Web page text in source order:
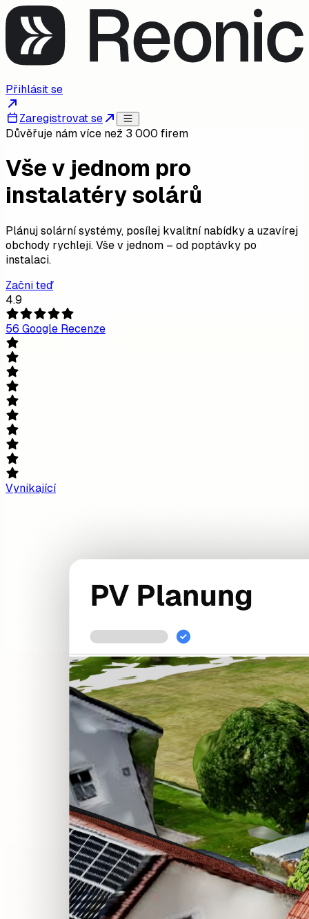
Přihlásit se
Zaregistrovat se
Důvěřuje nám více než 3 000 firem
Vše v jednom pro
instalatéry solárů
Plánuj solární systémy, posílej kvalitní nabídky a uzavírej
obchody rychleji. Vše v jednom – od poptávky po
instalaci.
Začni teď
4.9
56 Google Recenze
Vynikající